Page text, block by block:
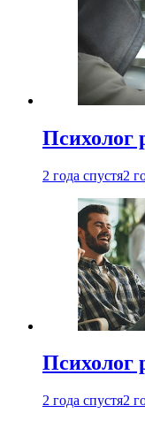
Психолог
2 года спустя2
Психолог
2 года спустя2